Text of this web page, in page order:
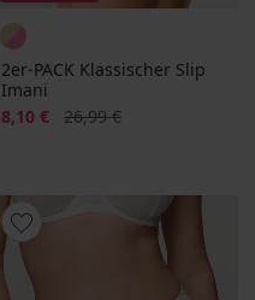
2er-PACK Klassischer Slip
Imani
Rabatt
8,10 € Alter Preis
26,99 €